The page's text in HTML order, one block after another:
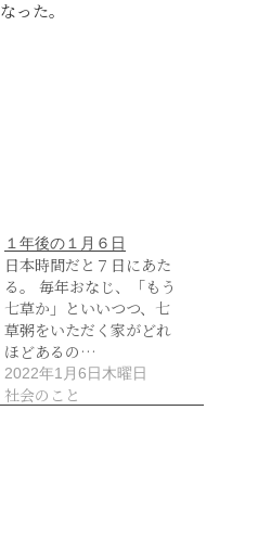
った。
１年後の１月６日
日本時間だと７日にあた
る。 毎年おなじ、「もう
七草か」といいつつ、七
草粥をいただく家がどれ
ほどあるの…
2022年1月6日木曜日
社会のこと